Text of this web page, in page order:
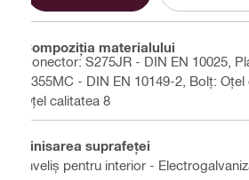
Compoziţia materialului
Conector: S275JR - DIN EN 10025,
S355MC - DIN EN 10149-2, Bolţ:
Oţel calitatea 8
Finisarea suprafeţei
Înveliș pentru interior -